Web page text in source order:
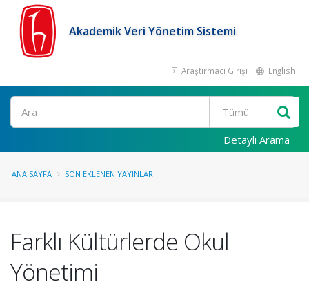
Akademik Veri Yönetim Sistemi
Araştırmacı Girişi English
Ara
Detaylı Arama
ANA SAYFA SON EKLENEN YAYINLAR
Farklı Kültürlerde Okul
Yönetimi